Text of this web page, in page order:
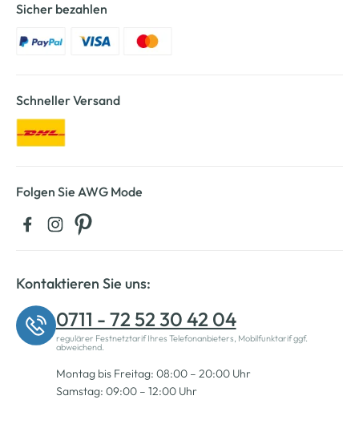
Sicher bezahlen
Schneller Versand
Folgen Sie AWG Mode
Kontaktieren Sie uns:
0711 - 72 52 30 42 04
regulärer Festnetztarif Ihres Telefonanbieters, Mobilfunktarif ggf.
abweichend.
Montag bis Freitag: 08:00 – 20:00 Uhr
Samstag: 09:00 – 12:00 Uhr